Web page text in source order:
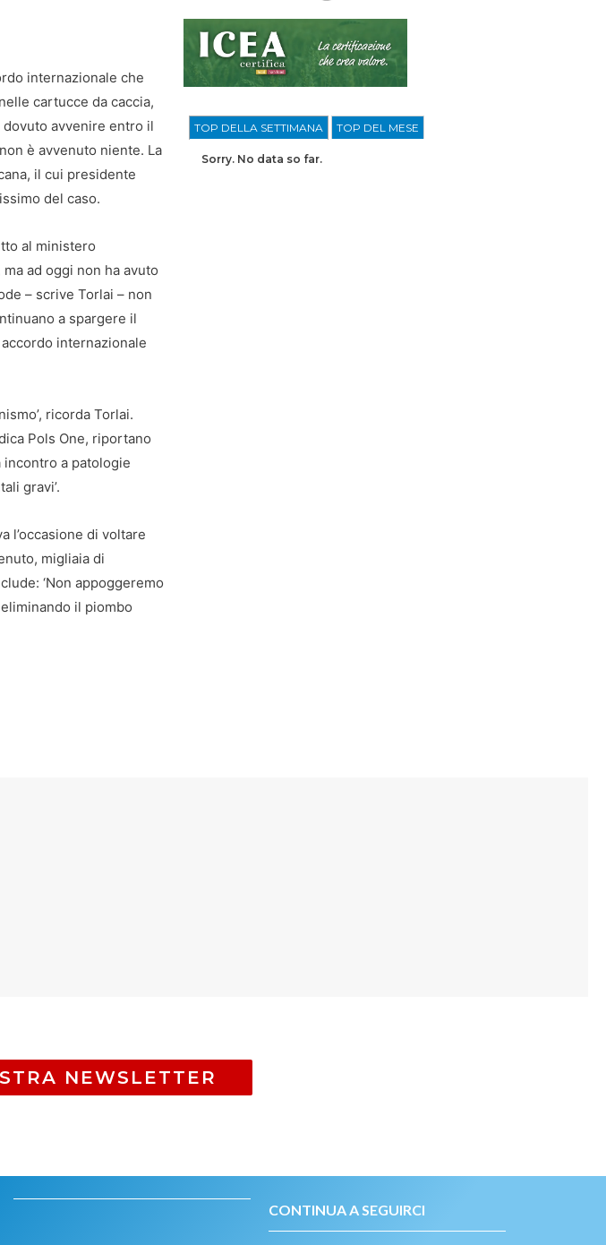
internazionale che
cartucce da caccia,
avvenire entro il
è avvenuto niente. La
il cui presidente
del caso.
al ministero
ad oggi non ha avuto
– scrive Torlai – non
a spargere il
internazionale
ricorda Torlai.
Pols One, riportano
a patologie
gravi’.
l’occasione di voltare
migliaia di
‘Non appoggeremo
il piombo
TOP DELLA SETTIMANA TOP DEL MESE
Sorry. No data so far.
NEWSLETTER
CONTINUA A SEGUIRCI